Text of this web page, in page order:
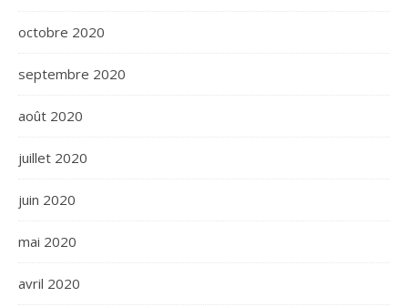
octobre 2020
septembre 2020
août 2020
juillet 2020
juin 2020
mai 2020
avril 2020